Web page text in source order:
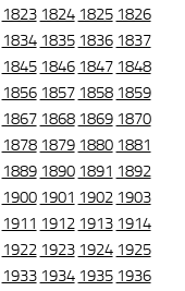
1823 1824 1825 1826
1834 1835 1836 1837
1845 1846 1847 1848
1856 1857 1858 1859
1867 1868 1869 1870
1878 1879 1880 1881
1889 1890 1891 1892
1900 1901 1902 1903
1911 1912 1913 1914
1922 1923 1924 1925
1933 1934 1935 1936